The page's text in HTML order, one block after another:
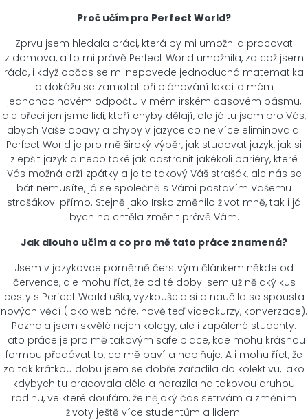
Proč učím pro Perfect World?
Zprvu jsem hledala práci, která by mi umožnila pracovat
z domova, a to mi právě Perfect World umožnila, za což jsem
ráda, i když občas se mi nepovede jednoduchá matematika
a dokážu se zamotat při plánování lekcí a mém
jednohodinovém odpočtu v mém irském časovém pásmu,
ale přeci jen jsme lidi, kteří chyby dělají, ale já tu jsem pro Vás,
abych Vaše obavy a chyby v jazyce co nejvíce eliminovala.
Perfect World je pro mě široký výběr, jak studovat jazyk, jak si
zlepšit jazyk a nebo také jak odstranit jakékoli bariéry, které
Vás možná drží zpátky a je to takový Váš strašák, ale nás se
bát nemusíte, já se společně s Vámi postavím Vašemu
strašákovi přímo. Stejně jako Irsko změnilo život mně, tak i já
bych ho chtěla změnit právě Vám.
Jak dlouho učím a co pro mě tato práce znamená?
Jsem v jazykovce poměrně čerstvým článkem někde od
července, ale mohu říct, že od té doby jsem už nějaký kus
cesty s Perfect World ušla, vyzkoušela si a naučila se spousta
nových věcí (jako webináře, nově teď videokurzy, konverzace).
Poznala jsem skvělé nejen kolegy, ale i zapálené studenty.
Tato práce je pro mě takovým safe place, kde mohu krásnou
formou předávat to, co mě baví a naplňuje. A i mohu říct, že
za tak krátkou dobu jsem se dobře zařadila do kolektivu, jako
kdybych tu pracovala déle a narazila na takovou druhou
rodinu, ve které doufám, že nějaký čas setrvám a změním
životy ještě více studentům a lidem.